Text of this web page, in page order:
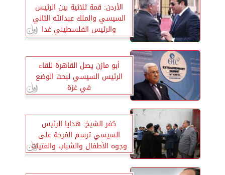
الأردن: قمة ثلاثية بين الرئيس
السيسي والملك عبدالله الثاني
والرئيس الفلسطيني غدا
أبو مازن يصل القاهرة للقاء
الرئيس السيسي لبحث الوضع
في غزة
كفر الشيخ: هدايا الرئيس
السيسي ترسم الفرحة على
وجوه الأطفال والشباب والفتيات
في عيد الميلاد المجيد